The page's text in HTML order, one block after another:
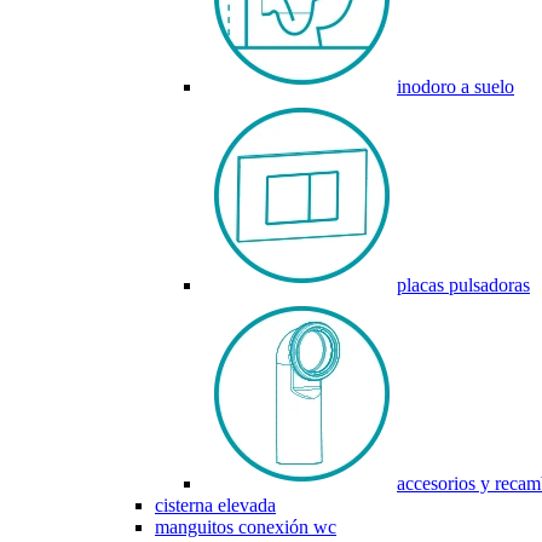
inodoro a suelo
placas pulsadoras
accesorios y
cisterna elevada
manguitos conexión wc